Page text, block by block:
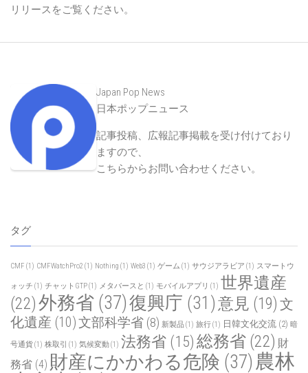
リリースをご覧ください。
Japan Pop News
日本ポップニュース
記事投稿、広報記事掲載を受け付けており
ますので、
こちらからお問い合わせください。
タグ
CMF (1) CMFWatchPro2 (1) Nothing (1) Web3 (1) ゲーム (1) サウジアラビア (1) スマートウ
ォッチ (1) チャットGTP(1) メタバースと (1) モバイルアプリ (1) 世界遺産
(22)外務省 (37)復興庁 (31)意見 (19) 文
化遺産 (10)文部科学省 (8) 新製品(1) 旅行(1) 日韓文化交流 (2) 暗
号通貨(1) 株取引 (1) 気候変動(1) 法務省 (15) 総務省 (22) 財
務省 (4) 財産にかかわる危険 (37) 農林